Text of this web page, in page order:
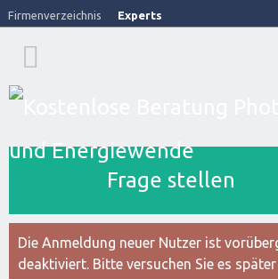
Firmenverzeichnis Experts
Frage stellen
Die Anmeldung neuer Nutzer ist
deaktiviert. Bitte versuchen Sie es